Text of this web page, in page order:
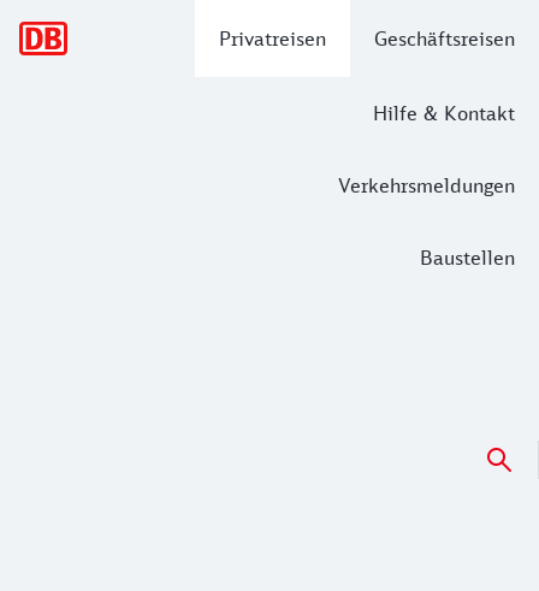
Privatreisen Geschäftsreisen
Hilfe & Kontakt
Verkehrsmeldungen
Baustellen